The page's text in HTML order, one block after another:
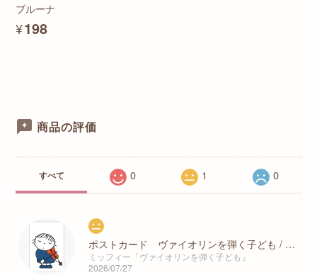
ブルーナ
¥198
商品の評価
すべて 0 1 0
ポストカード ヴァイオリンを弾く子ども / ディック・ブルーナ
ミッフィー「ヴァイオリンを弾く子ども」
2026/07/27